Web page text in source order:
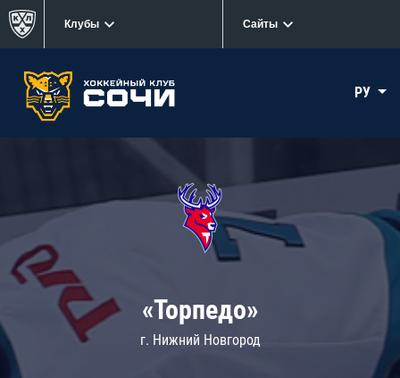
Клубы Сайты
РУ
«Торпедо»
г. Нижний Новгород